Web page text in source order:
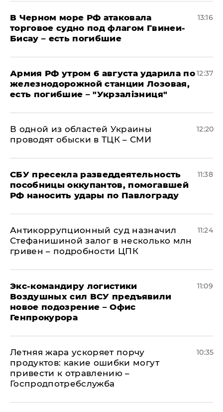
В Черном море РФ атаковала
торговое судно под флагом Гвинеи-
Бисау – есть погибшие
13:16
Армия РФ утром 6 августа ударила по
железнодорожной станции Лозовая,
есть погибшие – "Укрзалізниця"
12:37
В одной из областей Украины
проводят обыски в ТЦК – СМИ
12:20
СБУ пресекла разведдеятельность
пособницы оккупантов, помогавшей
РФ наносить удары по Павлограду
11:38
Антикоррупционный суд назначил
Стефанишиной залог в несколько млн
гривен – подробности ЦПК
11:24
Экс-командиру логистики
Воздушных сил ВСУ предъявили
новое подозрение – Офис
Генпрокурора
11:09
Летняя жара ускоряет порчу
продуктов: какие ошибки могут
привести к отравлению –
Госпродпотребслужба
10:35